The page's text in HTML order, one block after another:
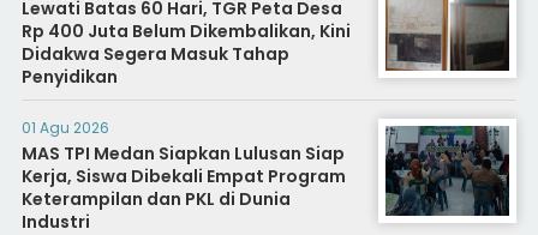
Lewati Batas 60 Hari, TGR Peta Desa
Rp 400 Juta Belum Dikembalikan, Kini
Didakwa Segera Masuk Tahap
Penyidikan
01 Agu 2026
MAS TPI Medan Siapkan Lulusan Siap
Kerja, Siswa Dibekali Empat Program
Keterampilan dan PKL di Dunia
Industri